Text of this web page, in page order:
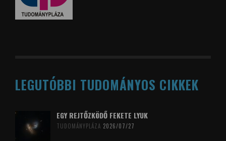
LEGUTÓBBI TUDOMÁNYOS CIKKEK
EGY REJTŐZKÖDŐ FEKETE LYUK
TUDOMÁNYPLÁZA 2026/07/27